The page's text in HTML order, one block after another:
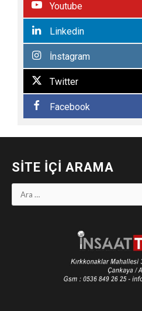
Youtube
Linkedin
İnstagram
Twitter
Facebook
SITE İÇI ARAMA
Arama: